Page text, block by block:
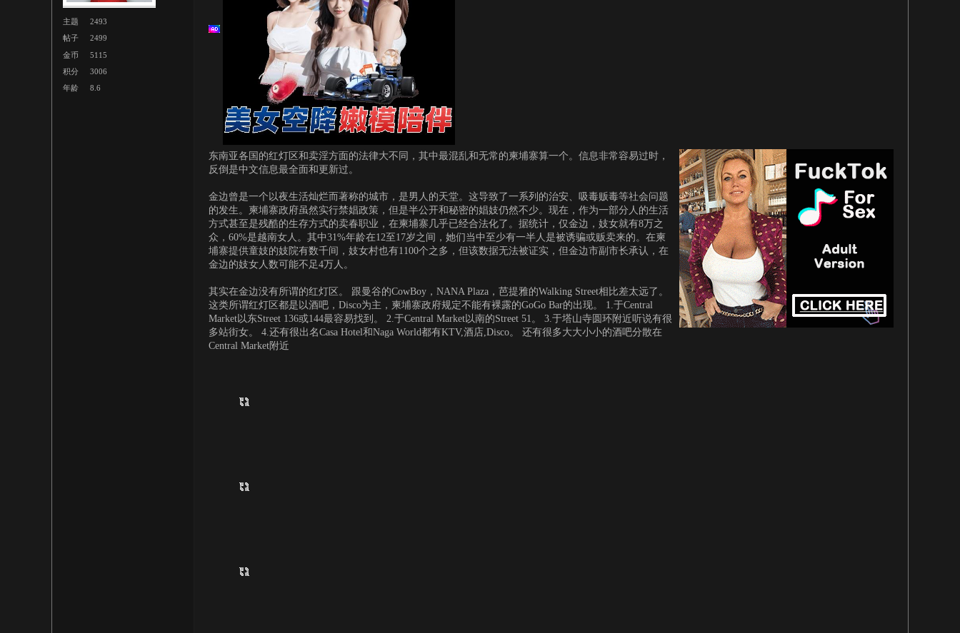
主题
2493
帖子
2499
金币
5115
积分
3006
年龄
8.6
东南亚各国的红灯区和卖淫方面的法律大不同，其中最混乱和无常的柬埔寨算一个。信息非常容易过时，
反倒是中文信息最全面和更新过。
金边曾是一个以夜生活灿烂而著称的城市，是男人的天堂。这导致了一系列的治安、吸毒贩毒等社会问题
的发生。柬埔寨政府虽然实行禁娼政策，但是半公开和秘密的娼妓仍然不少。现在，作为一部分人的生活
方式甚至是残酷的生存方式的卖春职业，在柬埔寨几乎已经合法化了。据统计，仅金边，妓女就有8万之
众，60%是越南女人。其中31%年龄在12至17岁之间，她们当中至少有一半人是被诱骗或贩卖来的。在柬
埔寨提供童妓的妓院有数千间，妓女村也有1100个之多，但该数据无法被证实，但金边市副市长承认，在
金边的妓女人数可能不足4万人。
其实在金边没有所谓的红灯区。 跟曼谷的CowBoy，NANA Plaza，芭提雅的Walking Street相比差太远了。
这类所谓红灯区都是以酒吧，Disco为主，柬埔寨政府规定不能有裸露的GoGo Bar的出现。 1.于Central
Market以东Street 136或144最容易找到。 2.于Central Market以南的Street 51。 3.于塔山寺圆环附近听说有很
多站街女。 4.还有很出名Casa Hotel和Naga World都有KTV,酒店,Disco。 还有很多大大小小的酒吧分散在
Central Market附近